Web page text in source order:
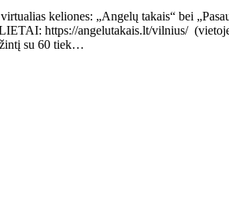
keliones: „Angelų takais“ bei
https://angelutakais.lt/vilnius/
su 60 tiek…